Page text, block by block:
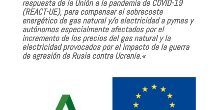
respuesta de la Unión a la pandemia de COVID-19
(REACT-UE), para compensar el sobrecoste
energético de gas natural y/o electricidad a pymes y
autónomos especialmente afectados por el
incremento de los precios del gas natural y la
electricidad provocados por el impacto de la guerra
de agresión de Rusia contra Ucrania.«